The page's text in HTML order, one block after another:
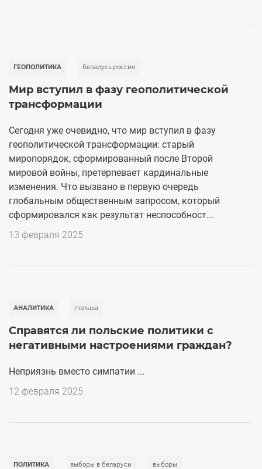
ГЕОПОЛИТИКА беларусь.россия
Мир вступил в фазу геополитической
трансформации
Сегодня уже очевидно, что мир вступил в фазу
геополитической трансформации: старый
миропорядок, сформированный после Второй
мировой войны, претерпевает кардинальные
изменения. Что вызвано в первую очередь
глобальным общественным запросом, который
сформировался как результат неспособност...
13 февраля 2025
АНАЛИТИКА польша
Справятся ли польские политики с
негативными настроениями граждан?
Неприязнь вместо симпатии ...
12 февраля 2025
ПОЛИТИКА выборы в беларуси выборы